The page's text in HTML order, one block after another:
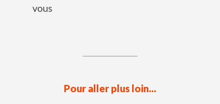
vous
Pour aller plus loin...